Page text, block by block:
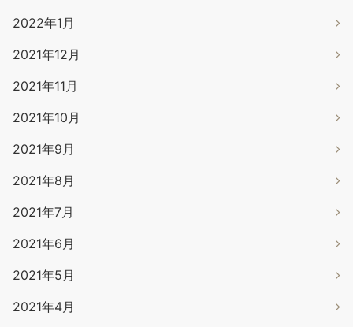
2022年1月
2021年12月
2021年11月
2021年10月
2021年9月
2021年8月
2021年7月
2021年6月
2021年5月
2021年4月